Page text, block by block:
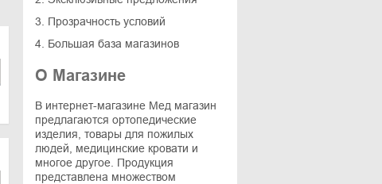
3. Прозрачность условий
4. Большая база магазинов
О Магазине
В интернет-магазине Мед магазин
предлагаются ортопедические
изделия, товары для пожилых
людей, медицинские кровати и
многое другое. Продукция
представлена множеством